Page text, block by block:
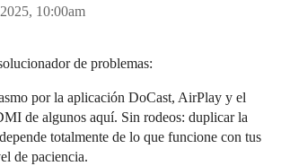
10:00am
de problemas:
por la aplicación DoCast, AirPlay y el
de algunos aquí. Sin rodeos: duplicar la
totalmente de lo que funcione con tus
de paciencia.